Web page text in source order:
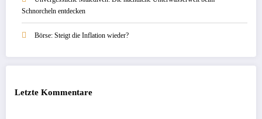
Schnorcheln entdecken
Börse: Steigt die Inflation wieder?
Letzte Kommentare